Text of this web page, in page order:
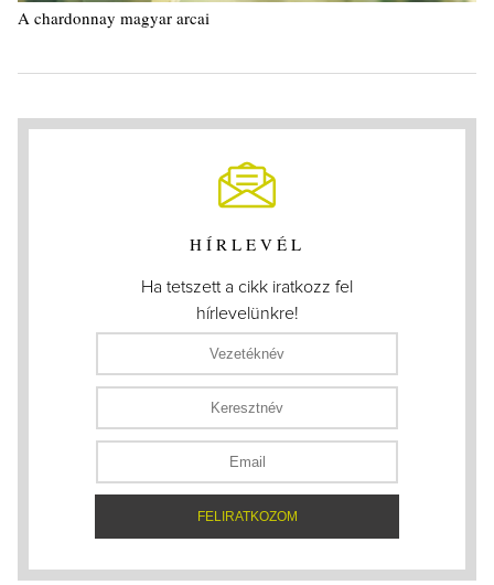
A chardonnay magyar arcai
HÍRLEVÉL
Ha tetszett a cikk iratkozz fel
hírlevelünkre!